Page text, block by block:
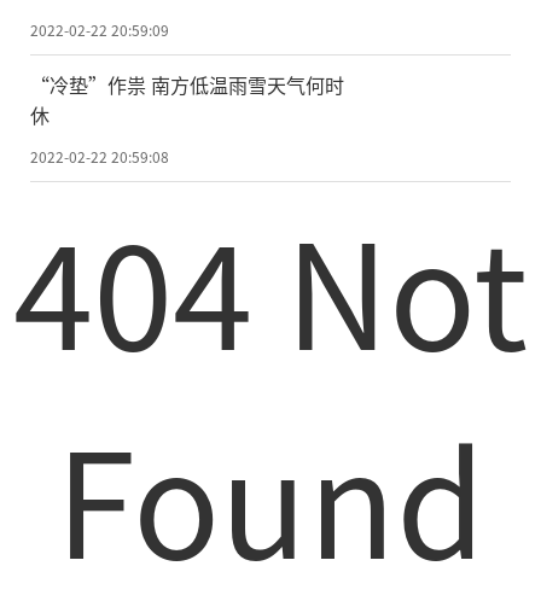
2022-02-22 20:59:09
“冷垫”作祟 南方低温雨雪天气何时
休
2022-02-22 20:59:08
404 Not
Found